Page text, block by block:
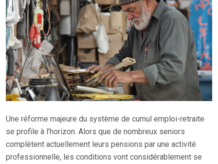
Une réforme majeure du système de cumul emploi-retraite
se profile à l’horizon. Alors que de nombreux seniors
complètent actuellement leurs pensions par une activité
professionnelle, les conditions vont considérablement se